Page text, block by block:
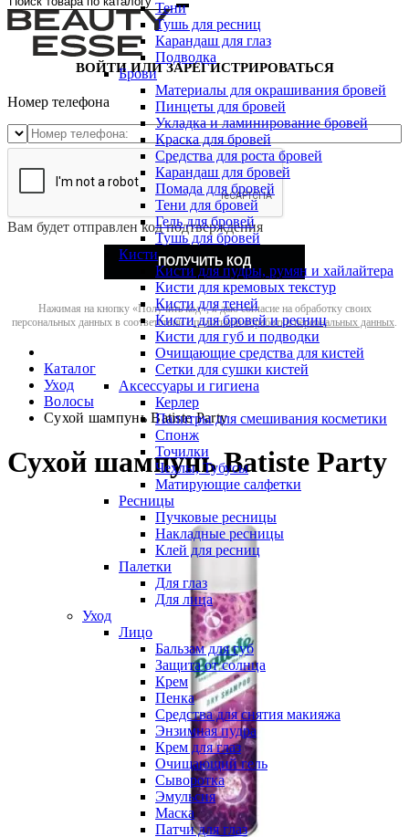
Тени
Тушь для ресниц
Карандаш для глаз
Подводка
Брови
Материалы для окрашивания бровей
Пинцеты для бровей
Укладка и ламинирование бровей
Краска для бровей
Средства для роста бровей
Карандаш для бровей
Помада для бровей
Тени для бровей
Гель для бровей
Тушь для бровей
Кисти
Кисти для пудры, румян и хайлайтера
Кисти для кремовых текстур
Кисти для теней
Кисти для бровей и ресниц
Кисти для губ и подводки
Очищающие средства для кистей
Сетки для сушки кистей
Аксессуары и гигиена
Керлер
Палитры для смешивания косметики
Спонж
Точилки
Чехлы, Тубусы
Матирующие салфетки
Ресницы
Пучковые ресницы
Накладные ресницы
Клей для ресниц
Палетки
Для глаз
Для лица
Уход
Лицо
Бальзам для губ
Защита от солнца
Крем
Пенка
Средства для снятия макияжа
Энзимная пудра
Крем для глаз
Очищающий гель
Сыворотка
Эмульсия
Маска
Патчи для глаз
ВОЙТИ ИЛИ ЗАРЕГИСТРИРОВАТЬСЯ
Номер телефона
Вам будет отправлен код подтверждения
ПОЛУЧИТЬ КОД
Нажимая на кнопку «Получить код», я даю согласие на обработку своих
персональных данных в соответствии сполитикой обработки персональных данных.
Каталог
Уход
Волосы
Сухой шампунь Batiste Party
Сухой шампунь Batiste Party